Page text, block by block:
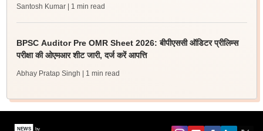
Santosh Kumar | 1 min read
BPSC Auditor Pre OMR Sheet 2026: बीपीएससी ऑडिटर प्रीलिम्स
परीक्षा की ओएमआर शीट जारी, दर्ज करें आपत्ति
Abhay Pratap Singh | 1 min read